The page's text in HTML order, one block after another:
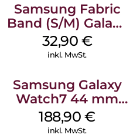
Samsung Fabric
Band (S/M) Galaxy
Watch8/Watch8
Classic Red
32,90 €
inkl. MwSt.
Samsung Galaxy
Watch7 44 mm
Green
188,90€
inkl. MwSt.